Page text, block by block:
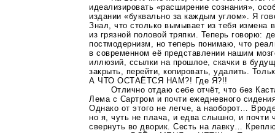
идеализировать «расширение сознания»,
издании «буквально за каждым углом». Я
Знал, что столько вымывает из тебя измена
из грязной половой тряпки. Теперь говорю:
постмодернизм, но теперь понимаю, что
в современном её представлении нашим
иллюзий, ссылки на прошлое, скачки в
закрыть, перейти, копировать, удалить.
А ЧТО ОСТАЁТСЯ НАМ?! Где Я?!!
Отлично отдаю себе отчёт, что без
Лема с Сартром и почти ежедневного
Однако от этого не легче, а наоборот…
но я, чуть не плача, и едва слышно, и почти
свернуть во дворик. Сесть на лавку…